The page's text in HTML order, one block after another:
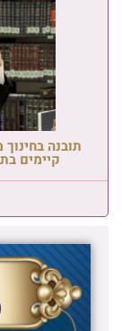
תובנה
קיימים